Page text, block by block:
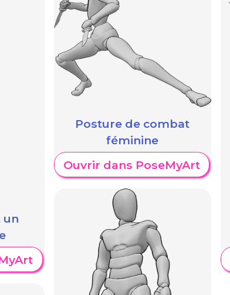
un
Posture de combat
féminine
Ouvrir dans PoseMyArt